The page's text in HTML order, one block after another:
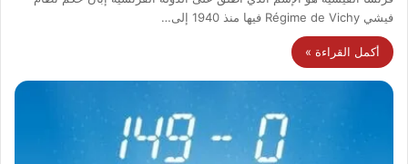
فيشي Régime de Vichy فيها منذ 1940 إلى…
أكمل القراءة »